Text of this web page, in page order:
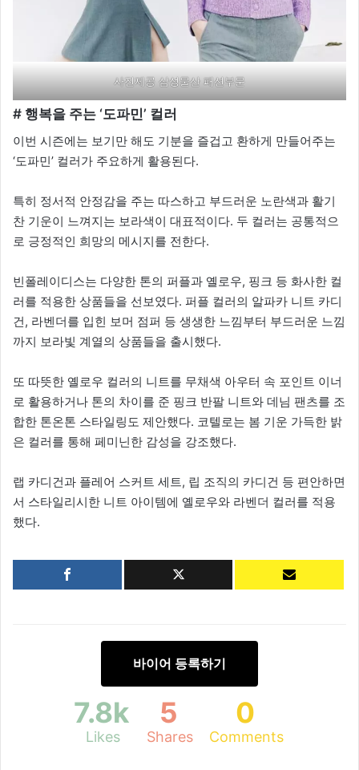
사진제공 삼성물산 패션부문
# 행복을 주는 ‘도파민’ 컬러
이번 시즌에는 보기만 해도 기분을 즐겁고 환하게 만들어주는
‘도파민’ 컬러가 주요하게 활용된다.
특히 정서적 안정감을 주는 따스하고 부드러운 노란색과 활기
찬 기운이 느껴지는 보라색이 대표적이다. 두 컬러는 공통적으
로 긍정적인 희망의 메시지를 전한다.
빈폴레이디스는 다양한 톤의 퍼플과 옐로우, 핑크 등 화사한 컬
러를 적용한 상품들을 선보였다. 퍼플 컬러의 알파카 니트 카디
건, 라벤더를 입힌 보머 점퍼 등 생생한 느낌부터 부드러운 느낌
까지 보라빛 계열의 상품들을 출시했다.
또 따뜻한 옐로우 컬러의 니트를 무채색 아우터 속 포인트 이너
로 활용하거나 톤의 차이를 준 핑크 반팔 니트와 데님 팬츠를 조
합한 톤온톤 스타일링도 제안했다. 코텔로는 봄 기운 가득한 밝
은 컬러를 통해 페미닌한 감성을 강조했다.
랩 카디건과 플레어 스커트 세트, 립 조직의 카디건 등 편안하면
서 스타일리시한 니트 아이템에 옐로우와 라벤더 컬러를 적용
했다.
바이어 등록하기
7.8k
Likes
5
Shares
0
Comments